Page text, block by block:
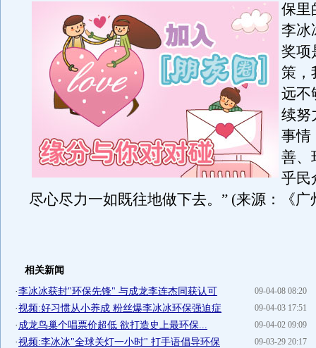
保里
李冰
奖项
策，
远不
续努
事情
善、
乎民
尽心尽力一如既往地做下去。” (来源：《广
相关新闻
09-04-08 08:20
·李冰冰获封"环保先锋" 与成龙李连杰同获认可
09-04-03 17:51
·视频:好习惯从小养成 粉丝爆李冰冰环保强迫症
09-04-02 09:09
·成龙鸟巢个唱票价超低 欲打造史上最环保...
09-03-29 20:17
·视频:李冰冰"全球关灯一小时" 打手语倡导环保